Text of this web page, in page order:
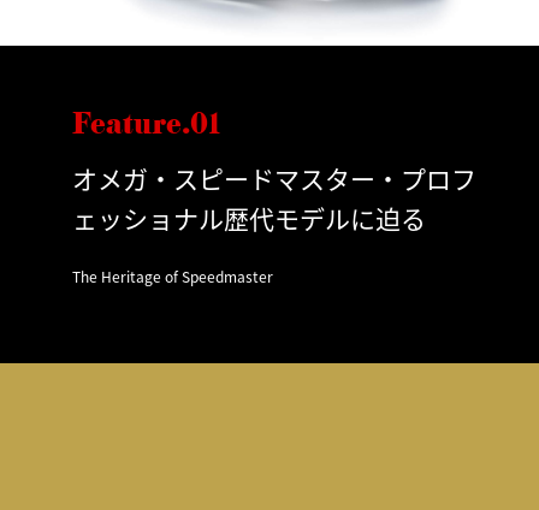
Feature.01
オメガ・スピードマスター・プロフ
ェッショナル歴代モデルに迫る
The Heritage of Speedmaster